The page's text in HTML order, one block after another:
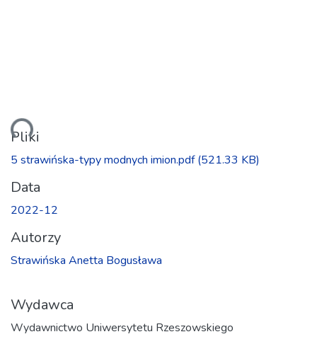
Pliki
5 strawińska-typy modnych imion.pdf(521.33 KB)
Data
2022-12
Autorzy
Strawińska Anetta Bogusława
Wydawca
Wydawnictwo Uniwersytetu Rzeszowskiego